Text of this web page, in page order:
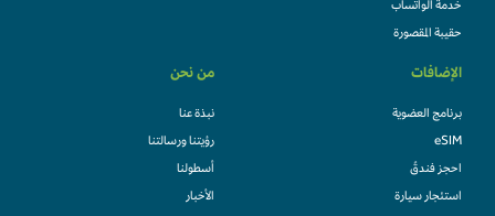
خدمة الواتساب
حقيبة المقصورة
الإضافات
برنامج العضوية
eSIM
احجز فندقً
استئجار سيارة
من نحن
نبذة عنا
رؤيتنا ورسالتنا
أسطولنا
الأخبار